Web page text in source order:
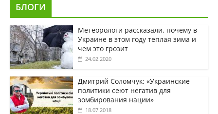
БЛОГИ
Метеорологи рассказали, почему в
Украине в этом году теплая зима и
чем это грозит
24.02.2020
Дмитрий Соломчук: «Украинские
политики сеют негатив для
зомбирования нации»
18.07.2018